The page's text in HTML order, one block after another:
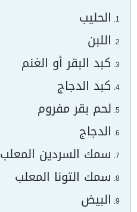
الحليب
اللبن
كبد البقر أو الغنم
كبد الدجاج
لحم بقر مفروم
الدجاج
سمك السردين المعلب
سمك التونا المعلب
البيض